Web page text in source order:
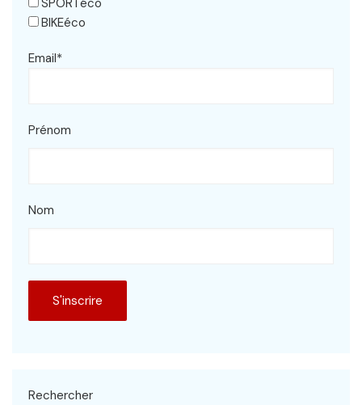
BIKEéco
Email*
Prénom
Nom
Rechercher